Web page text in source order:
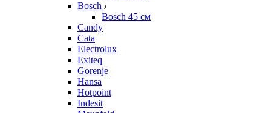
Bosch
Bosch 45 см
Candy
Cata
Electrolux
Exiteq
Gorenje
Hansa
Hotpoint
Indesit